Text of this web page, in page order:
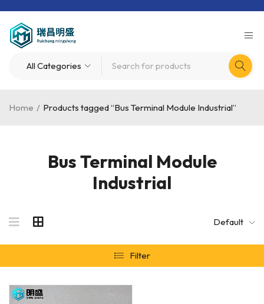
Bus Terminal Module
Industrial
Home / Products tagged “Bus Terminal Module Industrial”
Default
Filter